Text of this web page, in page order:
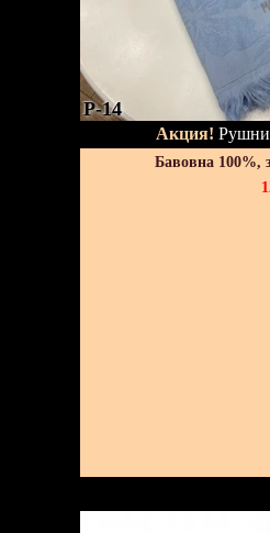
P-14
Акция!
Бавовна 100%,